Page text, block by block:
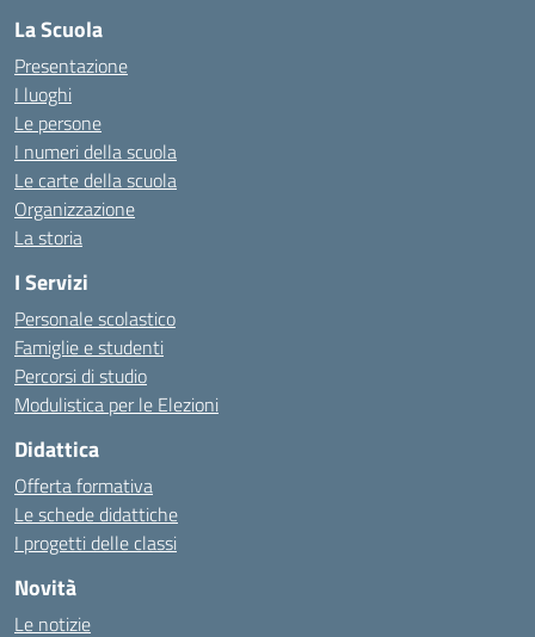
La Scuola
Presentazione
I luoghi
Le persone
I numeri della scuola
Le carte della scuola
Organizzazione
La storia
I Servizi
Personale scolastico
Famiglie e studenti
Percorsi di studio
Modulistica per le Elezioni
Didattica
Offerta formativa
Le schede didattiche
I progetti delle classi
Novità
Le notizie